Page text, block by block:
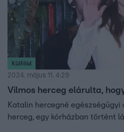
Külföld
2024. május 11. 4:29
Vilmos herceg elárulta,
Katalin hercegné
herceg, egy kórházban történt